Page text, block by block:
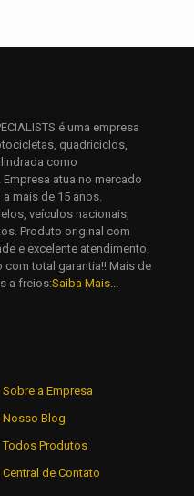
para a próxima vez que
é uma empresa
quadriciclos,
como
atua no mercado
mais de 15 anos.
veículos nacionais,
Produto original com
e excelente atendimento.
total garantia!! Mais de
a freios:Saiba Mais...
Sobre a Empresa
Nosso Blog
Todos Produtos
Central de Contato